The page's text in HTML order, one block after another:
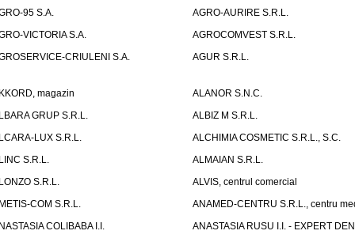
95 S.A.
AGRO-AURIRE S.R.L.
VICTORIA S.A.
AGROCOMVEST S.R.L.
CRIULENI S.A.
AGUR S.R.L.
magazin
ALANOR S.N.C.
GRUP S.R.L.
ALBIZ M S.R.L.
LUX S.R.L.
ALCHIMIA COSMETIC S.R.L., S.C.
S.R.L.
ALMAIAN S.R.L.
S.R.L.
ALVIS, centrul comercial
COM S.R.L.
ANAMED-CENTRU S.R.L., centru
COLIBABA I.I.
ANASTASIA RUSU I.I. - EXPERT